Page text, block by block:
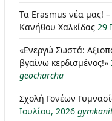
Τα Erasmus νέα μας! –
Κανήθου Χαλκίδας 29
«Ενεργώ Σωστά:
βγαίνω κερδισμένος!»
geocharcha
Σχολή Γονέων
Ιουλίου, 2026